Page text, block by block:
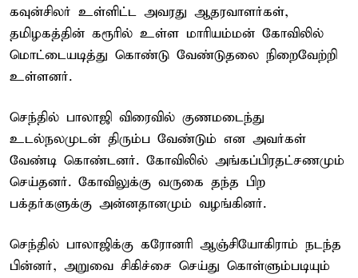
கவுன்சிலர் உள்ளிட்ட அவரது ஆதரவாளர்கள்,
தமிழகத்தின் கரூரில் உள்ள மாரியம்மன் கோவிலில்
மொட்டையடித்து கொண்டு வேண்டுதலை நிறைவேற்றி
உள்ளனர்.
செந்தில் பாலாஜி விரைவில் குணமடைந்து
உடல்நலமுடன் திரும்ப வேண்டும் என அவர்கள்
வேண்டி கொண்டனர். கோவிலில் அங்கப்பிரதட்சணமும்
செய்தனர். கோவிலுக்கு வருகை தந்த பிற
பக்தர்களுக்கு அன்னதானமும் வழங்கினர்.
செந்தில் பாலாஜிக்கு கரோனரி ஆஞ்சியோகிராம் நடந்த
பின்னர், அறுவை சிகிச்சை செய்து கொள்ளும்படியும்